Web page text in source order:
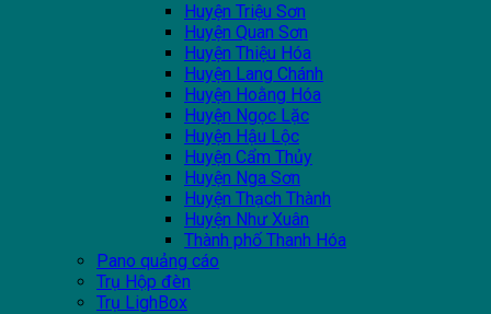
Huyện Triệu Sơn
Huyện Quan Sơn
Huyện Thiệu Hóa
Huyện Lang Chánh
Huyện Hoằng Hóa
Huyện Ngọc Lặc
Huyện Hậu Lộc
Huyện Cẩm Thủy
Huyện Nga Sơn
Huyện Thạch Thành
Huyện Như Xuân
Thành phố Thanh Hóa
Pano quảng cáo
Trụ Hộp đèn
Trụ LighBox